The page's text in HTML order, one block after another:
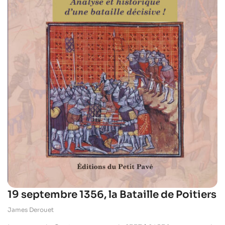
19 septembre 1356, la Bataille de Poitiers
James Derouet